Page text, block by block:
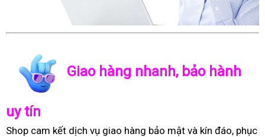
Giao hàng nhanh, bảo hành
uy tín
Shop cam kết dịch vụ giao hàng bảo mật và kín đáo, phục